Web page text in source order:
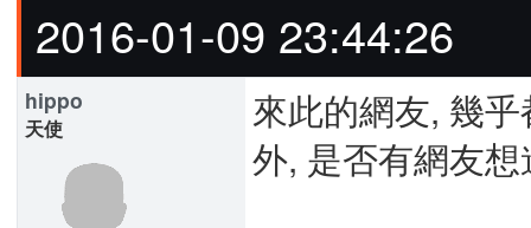
2016-01-09 23:44:26
hippo
天使
來此的網友, 幾
外, 是否有網友